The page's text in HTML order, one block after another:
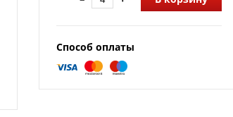
Способ оплаты